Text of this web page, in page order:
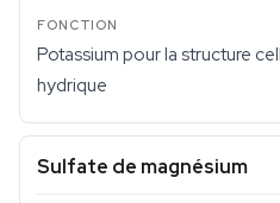
Potassium pour la structure
hydrique
Sulfate de magnésium